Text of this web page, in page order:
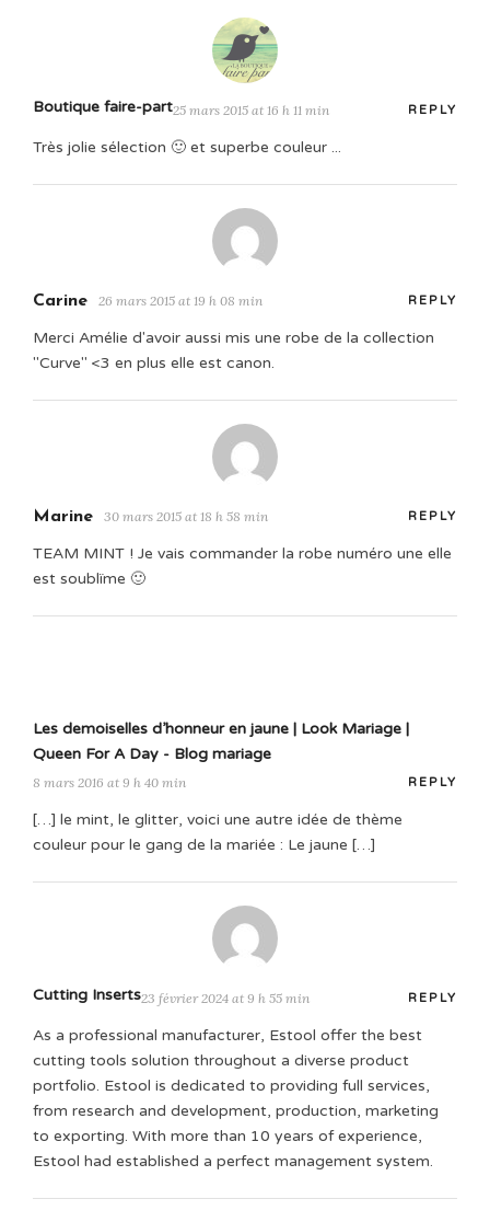
Boutique faire-part25 mars 2015 at 16 h 11 min REPLY
Très jolie sélection 🙂 et superbe couleur ...
Carine 26 mars 2015 at 19 h 08 min REPLY
Merci Amélie d'avoir aussi mis une robe de la collection
"Curve" <3 en plus elle est canon.
Marine 30 mars 2015 at 18 h 58 min REPLY
TEAM MINT ! Je vais commander la robe numéro une elle
est soublïme 🙂
Les demoiselles d’honneur en jaune | Look Mariage |
Queen For A Day - Blog mariage
8 mars 2016 at 9 h 40 min REPLY
[…] le mint, le glitter, voici une autre idée de thème
couleur pour le gang de la mariée : Le jaune […]
Cutting Inserts23 février 2024 at 9 h 55 min REPLY
As a professional manufacturer, Estool offer the best
cutting tools solution throughout a diverse product
portfolio. Estool is dedicated to providing full services,
from research and development, production, marketing
to exporting. With more than 10 years of experience,
Estool had established a perfect management system.